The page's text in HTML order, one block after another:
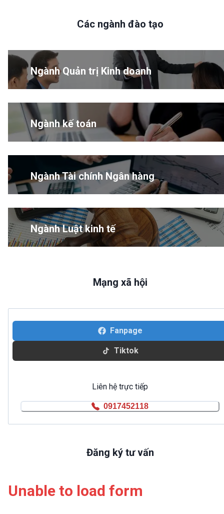
Các ngành đào tạo
Ngành Quản trị Kinh doanh
Ngành kế toán
Ngành Tài chính Ngân hàng
Ngành Luật kinh tế
Mạng xã hội
Fanpage
Tiktok
Liên hệ trực tiếp
0917452118
Đăng ký tư vấn
Unable to load form